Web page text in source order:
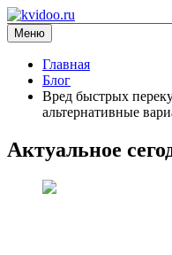
Перейти
к
содержимому
kvidoo.ru
блог про здоровье
Меню
Главная
Блог
Вред быстрых
альтернативные
Актуальное